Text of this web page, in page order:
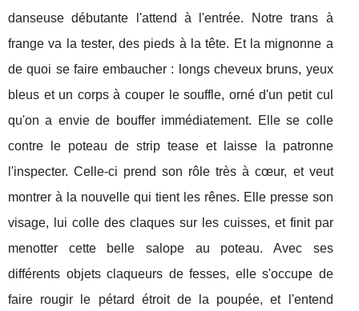
danseuse débutante l'attend à l'entrée. Notre trans à
frange va la tester, des pieds à la tête. Et la mignonne a
de quoi se faire embaucher : longs cheveux bruns, yeux
bleus et un corps à couper le souffle, orné d'un petit cul
qu'on a envie de bouffer immédiatement. Elle se colle
contre le poteau de strip tease et laisse la patronne
l'inspecter. Celle-ci prend son rôle très à cœur, et veut
montrer à la nouvelle qui tient les rênes. Elle presse son
visage, lui colle des claques sur les cuisses, et finit par
menotter cette belle salope au poteau. Avec ses
différents objets claqueurs de fesses, elle s'occupe de
faire rougir le pétard étroit de la poupée, et l'entend